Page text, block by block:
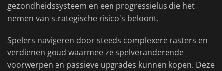
gezondheidssysteem en een progressielus die het
nemen van strategische risico's beloont.
Spelers navigeren door steeds complexere rasters en
verdienen goud waarmee ze spelveranderende
voorwerpen en passieve upgrades kunnen kopen. Deze